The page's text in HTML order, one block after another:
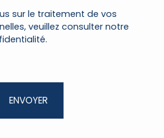
sur le traitement de vos
veuillez consulter notre
.
ENVOYER